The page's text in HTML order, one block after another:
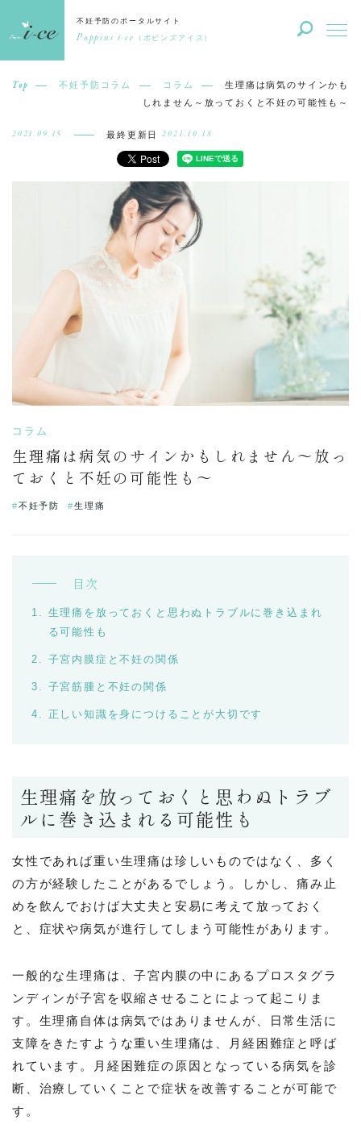
不妊予防のポータルサイト
Poppins i-ce （ポピンズアイス）
Top 不妊予防コラム コラム
生理痛は病気のサインかも
しれません～放っておくと不妊の可能性も～
2021.09.15 最終更新日 2021.10.18
コラム
生理痛は病気のサインかもしれません～放っ
ておくと不妊の可能性も～
不妊予防 生理痛
目次
生理痛を放っておくと思わぬトラブルに巻き込まれ
る可能性も
子宮内膜症と不妊の関係
子宮筋腫と不妊の関係
正しい知識を身につけることが大切です
生理痛を放っておくと思わぬトラブ
ルに巻き込まれる可能性も
女性であれば重い生理痛は珍しいものではなく、多く
の方が経験したことがあるでしょう。しかし、痛み止
めを飲んでおけば大丈夫と安易に考えて放っておく
と、症状や病気が進行してしまう可能性があります。
一般的な生理痛は、子宮内膜の中にあるプロスタグラ
ンディンが子宮を収縮させることによって起こりま
す。生理痛自体は病気ではありませんが、日常生活に
支障をきたすような重い生理痛は、月経困難症と呼ば
れています。月経困難症の原因となっている病気を診
断、治療していくことで症状を改善することが可能で
す。